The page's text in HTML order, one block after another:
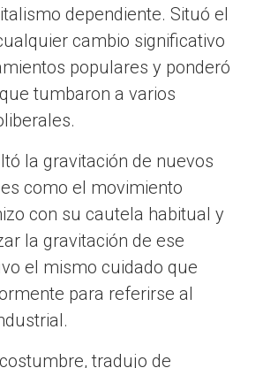
dependiente. Situó el
cambio significativo
populares y ponderó
tumbaron a varios
la gravitación de nuevos
como el movimiento
con su cautela habitual y
la gravitación de ese
el mismo cuidado que
para referirse al
tradujo de